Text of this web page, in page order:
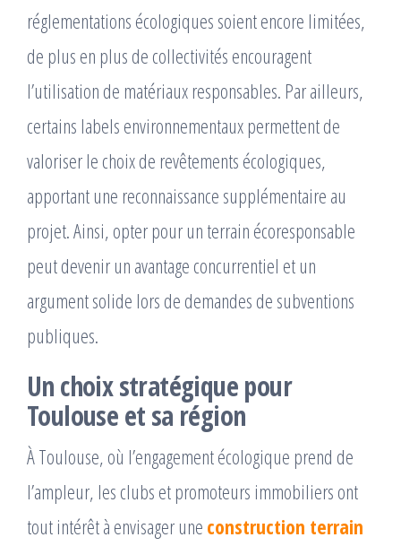
réglementations écologiques soient encore limitées,
de plus en plus de collectivités encouragent
l’utilisation de matériaux responsables. Par ailleurs,
certains labels environnementaux permettent de
valoriser le choix de revêtements écologiques,
apportant une reconnaissance supplémentaire au
projet. Ainsi, opter pour un terrain écoresponsable
peut devenir un avantage concurrentiel et un
argument solide lors de demandes de subventions
publiques.
Un choix stratégique pour
Toulouse et sa région
À Toulouse, où l’engagement écologique prend de
l’ampleur, les clubs et promoteurs immobiliers ont
tout intérêt à envisager une construction terrain